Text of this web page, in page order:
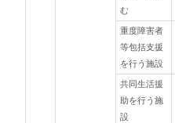
む
重度障害者
等包括支援
を行う施設
共同生活援
助を行う施
設